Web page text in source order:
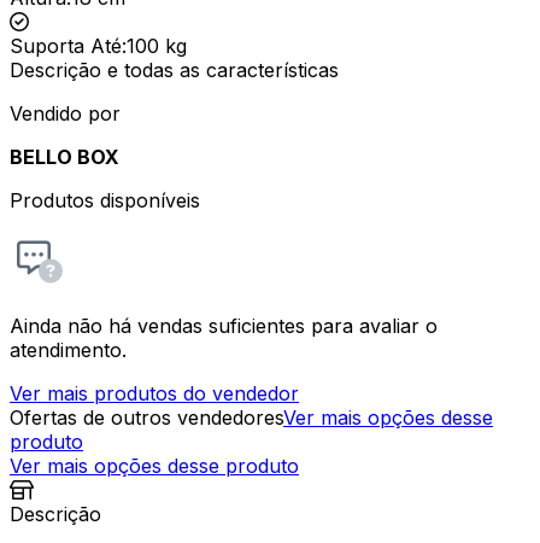
Suporta Até:100 kg
Descrição e todas as características
Vendido por
BELLO BOX
Produtos disponíveis
Ainda não há vendas suficientes para avaliar o
atendimento.
Ver mais produtos do vendedor
Ofertas de outros vendedoresVer mais opções desse
produto
Ver mais opções desse produto
Descrição